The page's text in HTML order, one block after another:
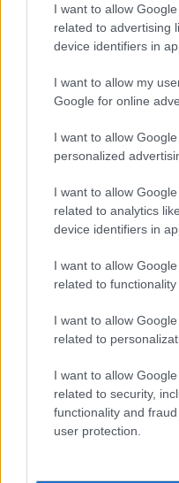
I want to allow
related to advertising
device identifiers in
I want to allow my
Google for online
I want to allow
personalized
I want to allow
related to analytics
device identifiers in
I want to allow
related to
I want to allow
related to
I want to allow
related to security,
functionality and
user protection.
indimenticabili.
AUTORE